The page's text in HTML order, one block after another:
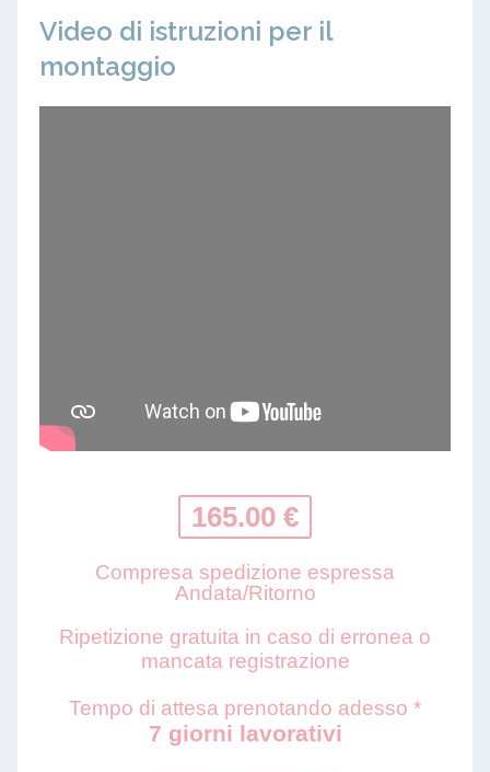
Video di istruzioni per il
montaggio
165.00 €
Compresa spedizione espressa
Andata/Ritorno
Ripetizione gratuita in caso di erronea o
mancata registrazione
Tempo di attesa prenotando adesso *
7 giorni lavorativi